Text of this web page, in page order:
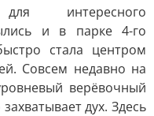
интересного
и в парке 4-го
стала центром
Совсем недавно на
верёвочный
дух. Здесь